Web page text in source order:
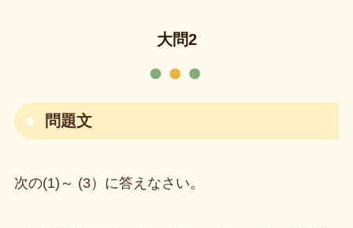
大問2
問題文
次の(1)～ (3）に答えなさい。